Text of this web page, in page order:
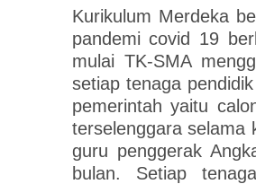
Kurikulum Merdeka
pandemi covid 19
mulai TK-SMA
setiap tenaga
pemerintah yaitu
terselenggara selama
guru penggerak
bulan. Setiap